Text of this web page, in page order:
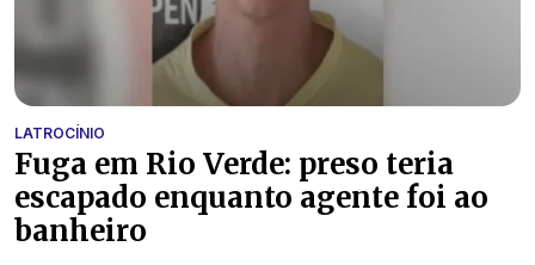
LATROCÍNIO
Fuga em Rio Verde: preso teria
escapado enquanto agente foi ao
banheiro